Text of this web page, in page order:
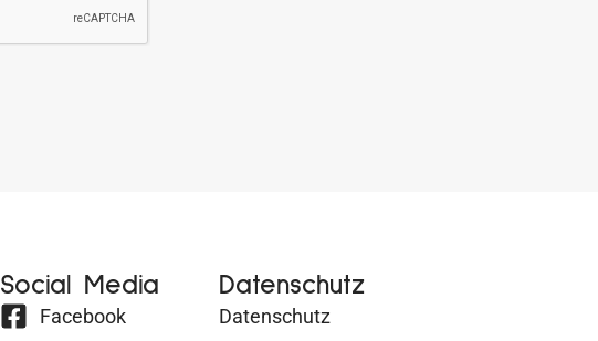
Social Media
Facebook
Datenschutz
Datenschutz